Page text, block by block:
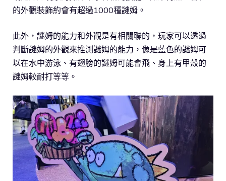
的外觀裝飾約會有超過1000種謎姆。
此外，謎姆的能力和外觀是有相關聯的，玩家可以透過
判斷謎姆的外觀來推測謎姆的能力，像是藍色的謎姆可
以在水中游泳、有翅膀的謎姆可能會飛、身上有甲殼的
謎姆較耐打等等。